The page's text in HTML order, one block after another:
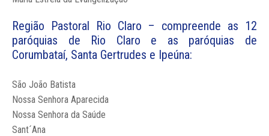
Região Pastoral Rio Claro – compreende as 12
paróquias de Rio Claro e as paróquias de
Corumbataí, Santa Gertrudes e Ipeúna:
São João Batista
Nossa Senhora Aparecida
Nossa Senhora da Saúde
Sant´Ana